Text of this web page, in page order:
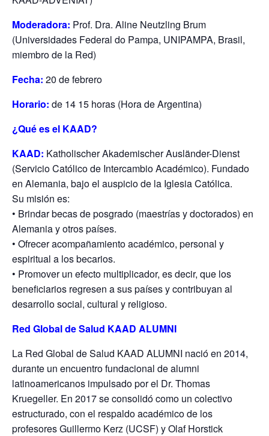
Moderadora: Prof. Dra. Aline Neutzling Brum
(Universidades Federal do Pampa, UNIPAMPA, Brasil,
miembro de la Red)
Fecha: 20 de febrero
Horario: de 14 15 horas (Hora de Argentina)
¿Qué es el KAAD?
KAAD: Katholischer Akademischer Ausländer-Dienst
(Servicio Católico de Intercambio Académico). Fundado
en Alemania, bajo el auspicio de la Iglesia Católica.
Su misión es:
• Brindar becas de posgrado (maestrías y doctorados) en
Alemania y otros países.
• Ofrecer acompañamiento académico, personal y
espiritual a los becarios.
• Promover un efecto multiplicador, es decir, que los
beneficiarios regresen a sus países y contribuyan al
desarrollo social, cultural y religioso.
Red Global de Salud KAAD ALUMNI
La Red Global de Salud KAAD ALUMNI nació en 2014,
durante un encuentro fundacional de alumni
latinoamericanos impulsado por el Dr. Thomas
Kruegeller. En 2017 se consolidó como un colectivo
estructurado, con el respaldo académico de los
profesores Guillermo Kerz (UCSF) y Olaf Horstick